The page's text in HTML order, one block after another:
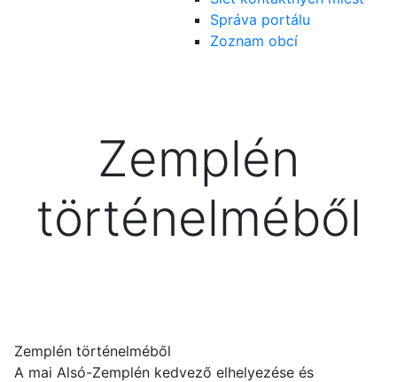
Správa portálu
Zoznam obcí
Zemplén
történelméből
Zemplén történelméből
A mai Alsó-Zemplén kedvező elhelyezése és